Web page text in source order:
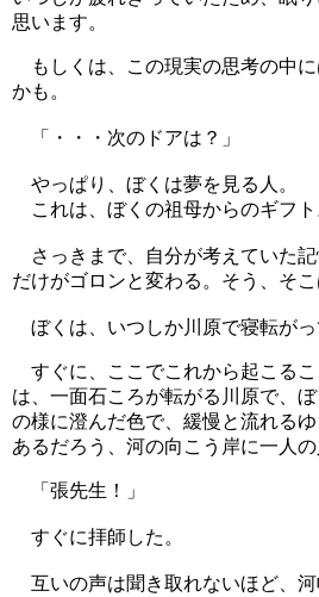
思います。
もしくは、この現実の思考の中
かも。
「・・・次のドアは？」
やっぱり、ぼくは夢を見る人。
これは、ぼくの祖母からのギフト
さっきまで、自分が考えていた
だけがゴロンと変わる。そう、そこ
ぼくは、いつしか川原で寝転がっ
すぐに、ここでこれから起こるこ
は、一面石ころが転がる川原で、
の様に澄んだ色で、緩慢と流れる
あるだろう、河の向こう岸に一人の
「張先生！」
すぐに拝師した。
互いの声は聞き取れないほど、